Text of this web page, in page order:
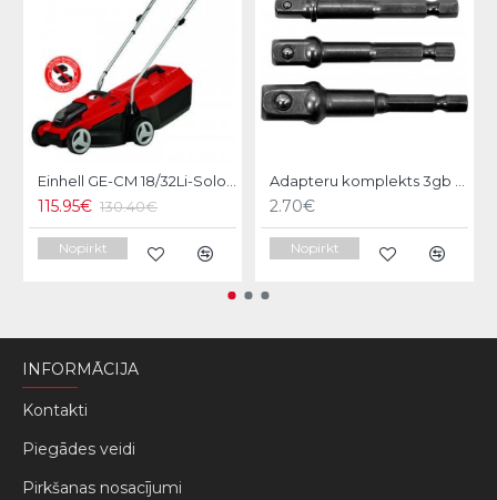
Einhell GE-CM 18/32Li-Solo Akumulatora zāles pļāvējs
115.95€ 130.40€
Nopirkt
Adapteru komplekts 3gb Yato
2.70€
Nopirkt
INFORMĀCIJA
Kontakti
Piegādes veidi
Pirkšanas nosacījumi